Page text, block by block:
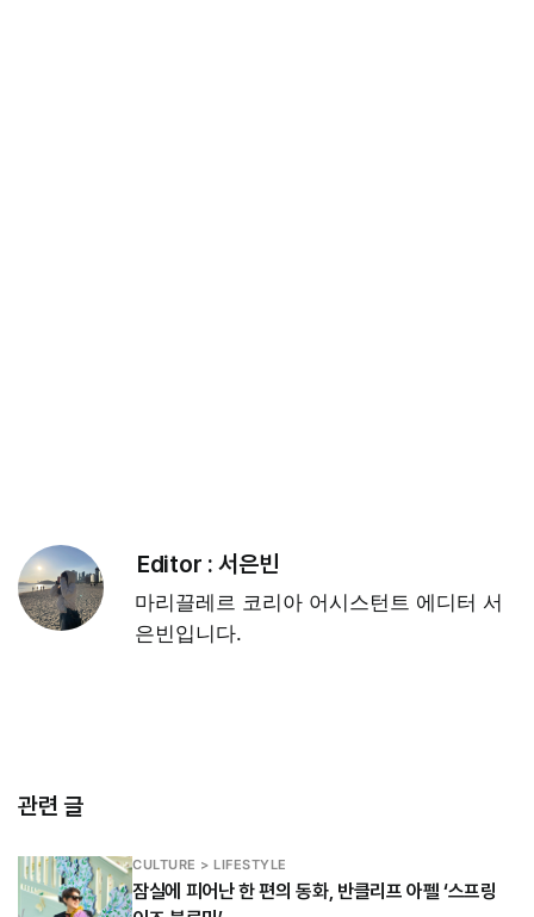
Editor :서은빈
마리끌레르 코리아 어시스턴트 에디터 서
은빈입니다.
관련 글
CULTURE > LIFESTYLE
잠실에 피어난 한 편의 동화, 반클리프 아펠 ‘스프링